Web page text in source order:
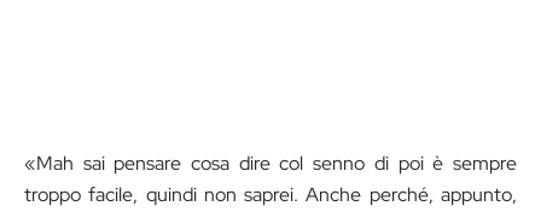
«Mah sai pensare cosa dire col senno di poi è sempre
troppo facile, quindi non saprei. Anche perché, appunto,